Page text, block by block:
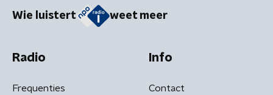
Wie luistert weet meer
Radio
Frequenties
Info
Contact